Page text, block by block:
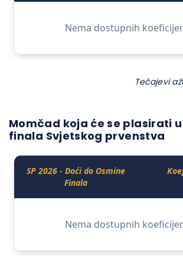
Tečajevi
Momčad koja će se plasirati
finala Svjetskog prvenstva